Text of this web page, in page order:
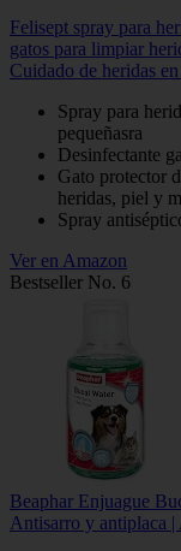
Felisept spray para
gatos para limpiar
Cuidado de heridas
Spray para
pequeñasra
Desinfectante
Gato protector
heridas, piel y
Spray
Ver en Amazon
Bestseller No. 6
Beaphar Enjuague
Antisarro y antiplaca